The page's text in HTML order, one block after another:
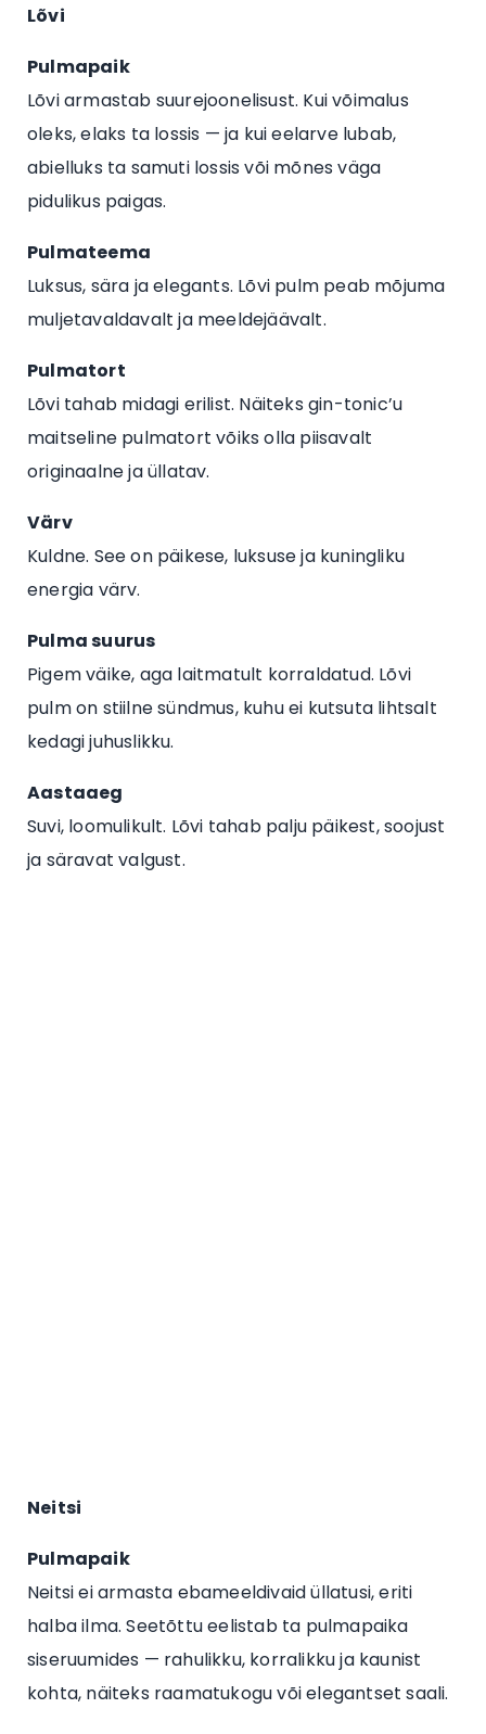
Lõvi
Pulmapaik
Lõvi armastab suurejoonelisust. Kui võimalus
oleks, elaks ta lossis — ja kui eelarve lubab,
abielluks ta samuti lossis või mõnes väga
pidulikus paigas.
Pulmateema
Luksus, sära ja elegants. Lõvi pulm peab mõjuma
muljetavaldavalt ja meeldejäävalt.
Pulmatort
Lõvi tahab midagi erilist. Näiteks gin-tonic’u
maitseline pulmatort võiks olla piisavalt
originaalne ja üllatav.
Värv
Kuldne. See on päikese, luksuse ja kuningliku
energia värv.
Pulma suurus
Pigem väike, aga laitmatult korraldatud. Lõvi
pulm on stiilne sündmus, kuhu ei kutsuta lihtsalt
kedagi juhuslikku.
Aastaaeg
Suvi, loomulikult. Lõvi tahab palju päikest, soojust
ja säravat valgust.
Neitsi
Pulmapaik
Neitsi ei armasta ebameeldivaid üllatusi, eriti
halba ilma. Seetõttu eelistab ta pulmapaika
siseruumides — rahulikku, korralikku ja kaunist
kohta, näiteks raamatukogu või elegantset saali.